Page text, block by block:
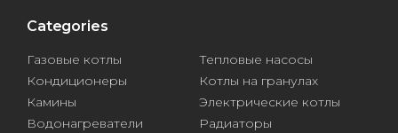
Categories
Газовые котлы
Тепловые насосы
Кондиционеры
Котлы на гранулах
Камины
Электрические котлы
Водонагреватели
Радиаторы